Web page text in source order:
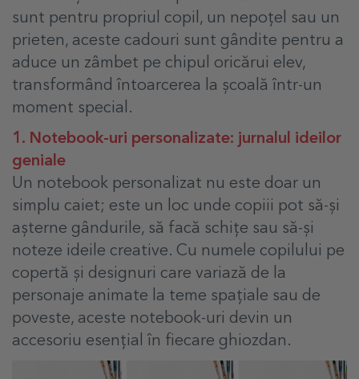
sunt pentru propriul copil, un nepoțel sau un
prieten, aceste cadouri sunt gândite pentru a
aduce un zâmbet pe chipul oricărui elev,
transformând întoarcerea la școală într-un
moment special.
1. Notebook-uri personalizate: jurnalul ideilor
geniale
Un notebook personalizat nu este doar un
simplu caiet; este un loc unde copiii pot să-și
așterne gândurile, să facă schițe sau să-și
noteze ideile creative. Cu numele copilului pe
copertă și designuri care variază de la
personaje animate la teme spațiale sau de
poveste, aceste notebook-uri devin un
accesoriu esențial în fiecare ghiozdan.